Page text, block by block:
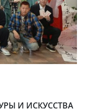
И ИСКУССТВА